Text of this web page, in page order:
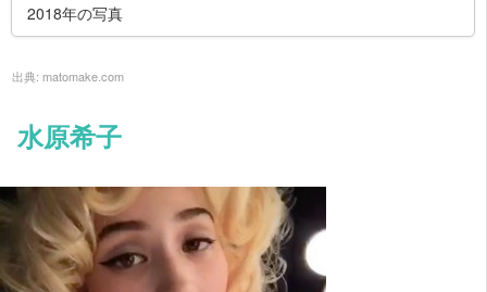
2018年の写真
出典: matomake.com
水原希子